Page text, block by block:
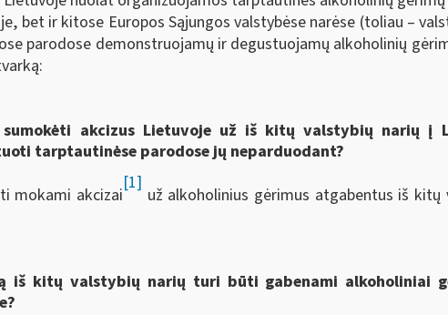
bet ir kitose Europos Sąjungos valstybėse narėse (toliau –
parodose demonstruojamų ir degustuojamų alkoholinių
akcizus Lietuvoje už iš kitų valstybių narių į
tarptautinėse parodose jų neparduodant?
mokami akcizai
[1]
už alkoholinius gėrimus atgabentus iš
iš kitų valstybių narių turi būti gabenami alkoholiniai